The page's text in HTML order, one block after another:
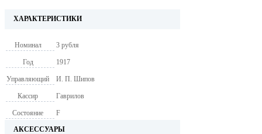
ХАРАКТЕРИСТИКИ
Номинал 3 рубля
Год 1917
Управляющий И. П. Шипов
Кассир Гаврилов
Состояние
F
АКСЕССУАРЫ